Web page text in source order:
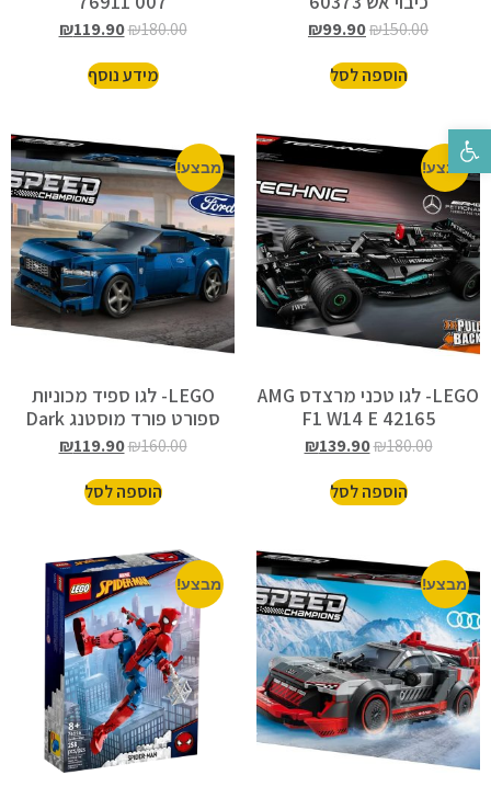
פתח סרגל נגישות
₪150.00
₪99.90
הוספה לסל
₪180.00
₪119.90
מידע נוסף
מבצע!
LEGO- לגו טכני מרצדס AMG
F1 W14 E 42165
₪180.00
₪139.90
הוספה לסל
מבצע!
LEGO- לגו ספיד מכוניות
ספורט פורד מוסטנג Dark
Horse 76920
₪160.00
₪119.90
הוספה לסל
מבצע! מבצע!